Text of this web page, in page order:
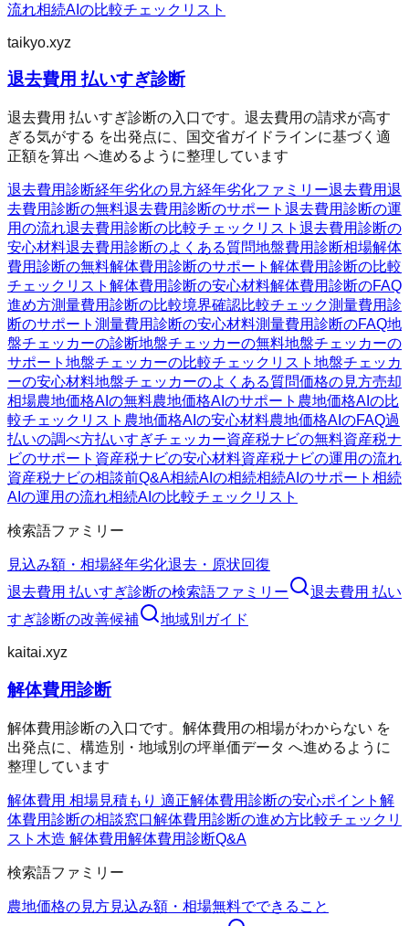
流れ相続AIの比較チェックリスト
taikyo.xyz
退去費用 払いすぎ診断
退去費用 払いすぎ診断の入口です。退去費用の請求が高す
ぎる気がする を出発点に、国交省ガイドラインに基づく適
正額を算出 へ進めるように整理しています
退去費用診断経年劣化の見方経年劣化ファミリー退去費用退
去費用診断の無料退去費用診断のサポート 退去費用診断の運
用の流れ退去費用診断の比較チェックリスト 退去費用診断の
安心材料退去費用診断のよくある質問地盤費用診断相場解体
費用診断の無料解体費用診断のサポート 解体費用診断の比較
チェックリスト 解体費用診断の安心材料解体費用診断のFAQ
進め方測量費用診断の比較境界確認比較チェック測量費用診
断のサポート 測量費用診断の安心材料測量費用診断のFAQ地
盤チェッカーの診断地盤チェッカーの無料地盤チェッカーの
サポート 地盤チェッカーの比較チェックリスト 地盤チェッカ
ーの安心材料地盤チェッカーのよくある質問価格の見方売却
相場農地価格AIの無料農地価格AIのサポート 農地価格AIの比
較チェックリスト 農地価格AIの安心材料農地価格AIのFAQ過
払いの調べ方払いすぎチェッカー資産税ナビの無料資産税ナ
ビのサポート 資産税ナビの安心材料資産税ナビの運用の流れ
資産税ナビの相談前Q&A相続AIの相続相続AIのサポート 相続
AIの運用の流れ相続AIの比較チェックリスト
検索語ファミリー
見込み額・相場経年劣化退去・原状回復
退去費用 払いすぎ診断の検索語ファミリー
退去費用 払い
すぎ診断の改善候補 地域別ガイド
kaitai.xyz
解体費用診断
解体費用診断の入口です。解体費用の相場がわからない を
出発点に、構造別・地域別の坪単価データ へ進めるように
整理しています
解体費用 相場見積もり 適正解体費用診断の安心ポイント 解
体費用診断の相談窓口解体費用診断の進め方比較チェックリ
スト 木造 解体費用解体費用診断Q&A
検索語ファミリー
農地価格の見方見込み額・相場無料でできること